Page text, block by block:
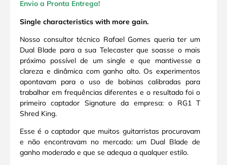
Envio a Pronta Entrega!
Single characteristics with more gain.
Nosso consultor técnico Rafael Gomes queria ter um
Dual Blade para a sua Telecaster que soasse o mais
próximo possível de um single e que mantivesse a
clareza e dinâmica com ganho alto. Os experimentos
apontavam para o uso de bobinas calibradas para
trabalhar em frequências diferentes e o resultado foi o
primeiro captador Signature da empresa: o RG1 T
Shred King.
Esse é o captador que muitos guitarristas procuravam
e não encontravam no mercado: um Dual Blade de
ganho moderado e que se adequa a qualquer estilo.